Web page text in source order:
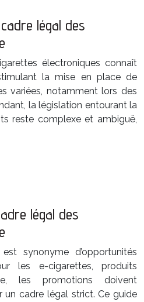
légal des
électroniques connaît
la mise en place de
variées, notamment lors des
la législation entourant la
reste complexe et ambiguë,
légal des
synonyme d’opportunités
les e-cigarettes, produits
les promotions doivent
un cadre légal strict. Ce guide